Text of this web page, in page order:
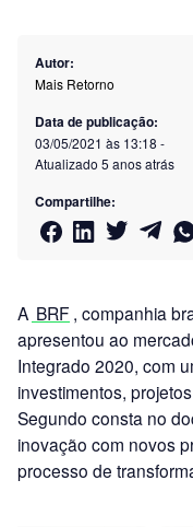
Autor:
Mais Retorno
Data de publicação:
03/05/2021 às 13:18 -
Atualizado 5 anos atrás
Compartilhe:
A BRF , companhia
apresentou ao
Integrado 2020, com
investimentos,
Segundo consta no
inovação com novos
processo de